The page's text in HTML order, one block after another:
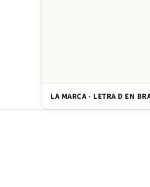
LA MARCA · LETRA D EN